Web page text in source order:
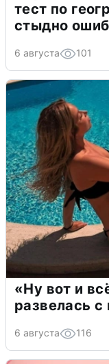
тест по
стыдно
6 августа 101
«Ну вот и
развелась
6 августа 116